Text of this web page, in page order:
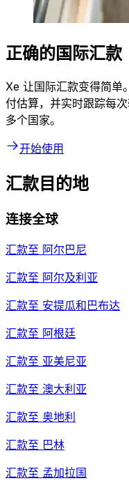
正确的国际汇款
Xe 让国际汇款变得简单
付估算，并实时跟踪每
多个国家。
开始使用
汇款目的地
连接全球
汇款至 阿尔巴尼
汇款至 阿尔及利亚
汇款至 安提瓜和巴布达
汇款至 阿根廷
汇款至 亚美尼亚
汇款至 澳大利亚
汇款至 奥地利
汇款至 巴林
汇款至 孟加拉国